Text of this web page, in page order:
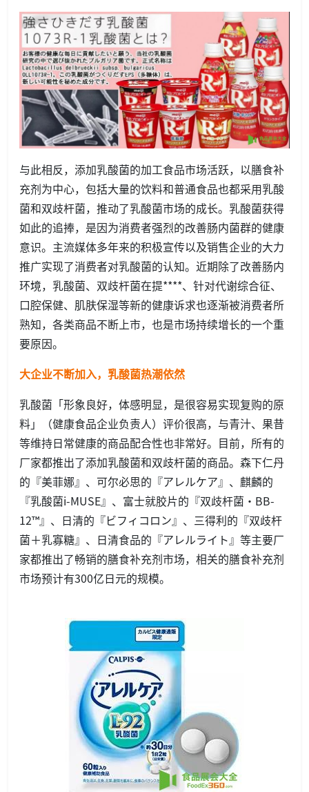
与此相反，添加乳酸菌的加工食品市场活跃，以膳食补
充剂为中心，包括大量的饮料和普通食品也都采用乳酸
菌和双歧杆菌，推动了乳酸菌市场的成长。乳酸菌获得
如此的追捧，是因为消费者强烈的改善肠内菌群的健康
意识。主流媒体多年来的积极宣传以及销售企业的大力
推广实现了消费者对乳酸菌的认知。近期除了改善肠内
环境，乳酸菌、双歧杆菌在提****、针对代谢综合征、
口腔保健、肌肤保湿等新的健康诉求也逐渐被消费者所
熟知，各类商品不断上市，也是市场持续增长的一个重
要原因。
大企业不断加入，乳酸菌热潮依然
乳酸菌「形象良好，体感明显，是很容易实现复购的原
料」（健康食品企业负责人）评价很高，与青汁、果昔
等维持日常健康的商品配合性也非常好。目前，所有的
厂家都推出了添加乳酸菌和双歧杆菌的商品。森下仁丹
的『美菲娜』、可尔必思的『アレルケア』、麒麟的
『乳酸菌i-MUSE』、富士就胶片的『双歧杆菌・BB-
12™』、日清的『ビフィコロン』、三得利的『双歧杆
菌＋乳寡糖』、日清食品的『アレルライト』等主要厂
家都推出了畅销的膳食补充剂市场，相关的膳食补充剂
市场预计有300亿日元的规模。